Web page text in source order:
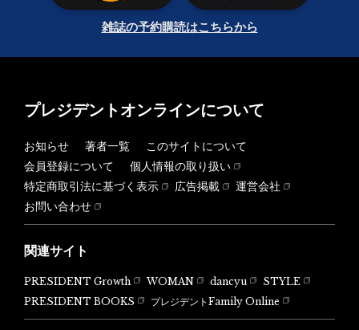
雑誌の予約購読はこちらから
プレジデントオンラインについて
お知らせ 著者一覧
このサイトについて
会員登録について
個人情報の取り扱い
特定商取引法に基づく表示
広告掲載
運営会社
お問い合わせ
関連サイト
PRESIDENT Growth WOMAN dancyu
STYLE
PRESIDENT BOOKS
プレジデントFamily Online